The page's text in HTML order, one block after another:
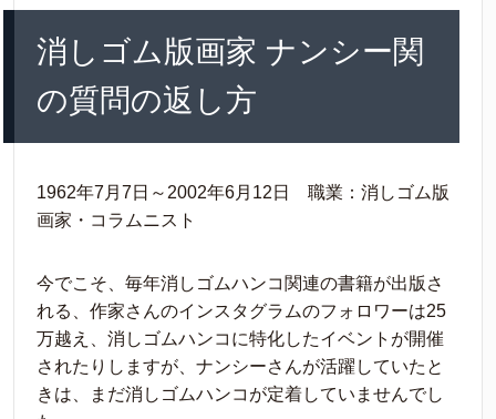
消しゴム版画家 ナンシー関
の質問の返し方
1962年7月7日～2002年6月12日 職業：消しゴム版
画家・コラムニスト
今でこそ、毎年消しゴムハンコ関連の書籍が出版さ
れる、作家さんのインスタグラムのフォロワーは25
万越え、消しゴムハンコに特化したイベントが開催
されたりしますが、ナンシーさんが活躍していたと
きは、まだ消しゴムハンコが定着していませんでし